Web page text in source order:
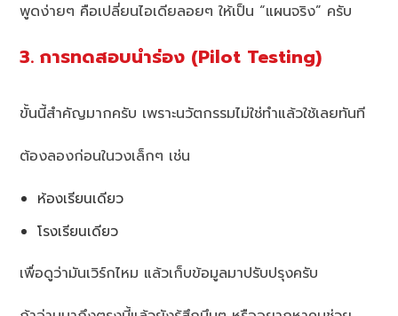
พูดง่ายๆ คือเปลี่ยนไอเดียลอยๆ ให้เป็น “แผนจริง” ครับ
3. การทดสอบนำร่อง (Pilot Testing)
ขั้นนี้สำคัญมากครับ เพราะนวัตกรรมไม่ใช่ทำแล้วใช้เลยทันที
ต้องลองก่อนในวงเล็กๆ เช่น
ห้องเรียนเดียว
โรงเรียนเดียว
เพื่อดูว่ามันเวิร์กไหม แล้วเก็บข้อมูลมาปรับปรุงครับ